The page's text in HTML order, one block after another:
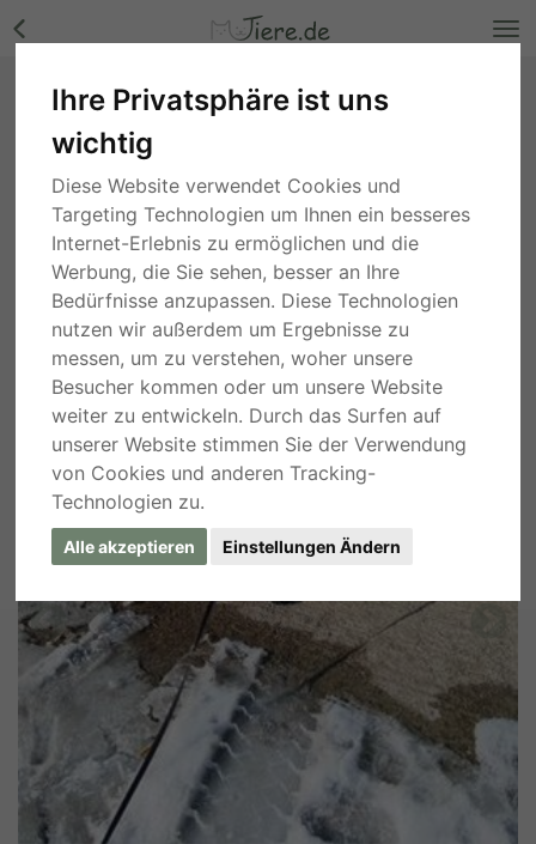
Ihre Privatsphäre ist uns
wichtig
Diese Website verwendet Cookies und
Targeting Technologien um Ihnen ein besseres
Internet-Erlebnis zu ermöglichen und die
Werbung, die Sie sehen, besser an Ihre
Bedürfnisse anzupassen. Diese Technologien
nutzen wir außerdem um Ergebnisse zu
messen, um zu verstehen, woher unsere
Besucher kommen oder um unsere Website
weiter zu entwickeln. Durch das Surfen auf
unserer Website stimmen Sie der Verwendung
von Cookies und anderen Tracking-
Technologien zu.
Alle akzeptieren Einstellungen Ändern
FRANJO, Mischling - Rüde Bilder
Berlin, vor 2 Jahren